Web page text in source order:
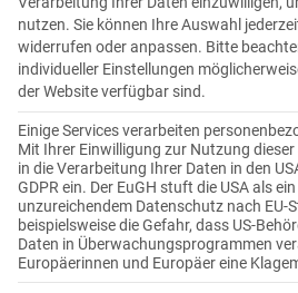
Knödel im
Wiesn Spezial
Das größte Volksfest der Welt steht
München, sondern auch national
Nichts geht dann mehr ohne die
die original bayerischen
Blitzschnell gelingen unsere
bleibt mehr Zeit für die Gaudi.
nutzen. Sie können Ihre Auswahl
widerrufen oder anpassen. Bitte
individueller Einstellungen
der Website verfügbar sind.
Einige Services verarbeiten
Mit Ihrer Einwilligung zur Nutzung dieser
in die Verarbeitung Ihrer Daten in den
GDPR ein. Der EuGH stuft die USA als
unzureichendem Datenschutz nach EU-
beispielsweise die Gefahr, dass US-
Daten in Überwachungsprogrammen
Europäerinnen und Europäer eine